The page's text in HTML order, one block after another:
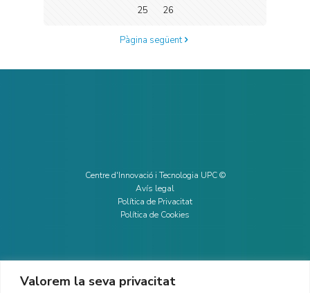
Valorem la seva privacitat
25
26
Pàgina següent
Centre d'Innovació i Tecnologia UPC ©
Avís legal
Política de Privacitat
Política de Cookies
CONTACTE